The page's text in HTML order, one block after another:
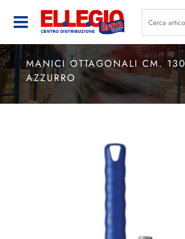
Open
MANICI OTTAGONALI CM. 130
AZZURRO